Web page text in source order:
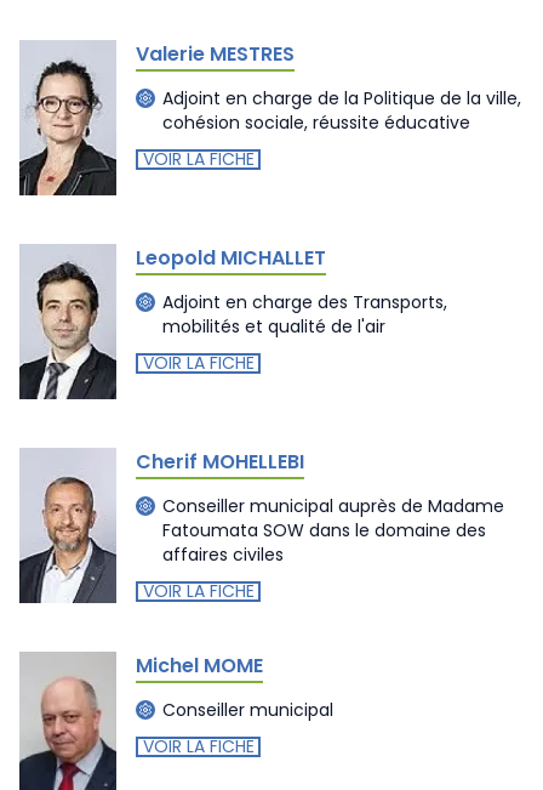
Valerie MESTRES
Adjoint en charge de la Politique de la ville,
cohésion sociale, réussite éducative
VOIR LA FICHE
Leopold MICHALLET
Adjoint en charge des Transports,
mobilités et qualité de l'air
VOIR LA FICHE
Cherif MOHELLEBI
Conseiller municipal auprès de Madame
Fatoumata SOW dans le domaine des
affaires civiles
VOIR LA FICHE
Michel MOME
Conseiller municipal
VOIR LA FICHE